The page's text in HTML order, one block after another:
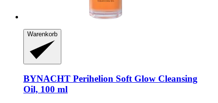
Warenkorb
BYNACHT Perihelion Soft Glow Cleansing
Oil, 100 ml